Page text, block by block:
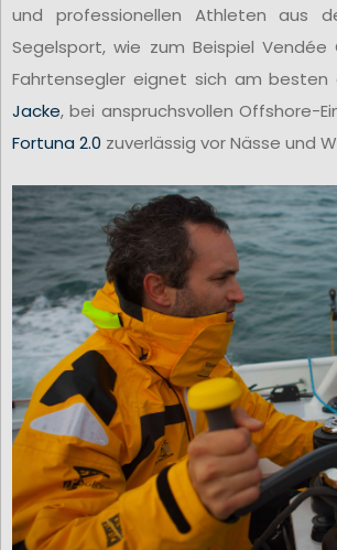
und professionellen Athleten aus
Segelsport, wie zum Beispiel Vendée
Fahrtensegler eignet sich am
Jacke, bei anspruchsvollen Offshore-
Fortuna 2.0 zuverlässig vor Nässe und